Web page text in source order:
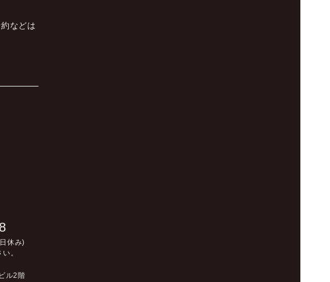
などは
休み)
。
ル2階